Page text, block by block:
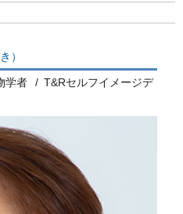
）
学者
T&Rセルフイメージデ